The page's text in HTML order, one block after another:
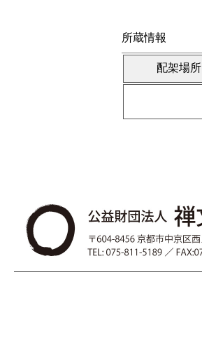
所蔵情報
配架場所